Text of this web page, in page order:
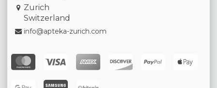
Zurich
Switzerland
info@apteka-zurich.com